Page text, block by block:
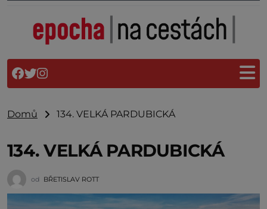
Domů 134. VELKÁ PARDUBICKÁ
134. VELKÁ PARDUBICKÁ
od BŘETISLAV ROTT